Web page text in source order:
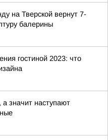
на Тверской вернут 7-
балерины
гостиной 2023: что
значит наступают